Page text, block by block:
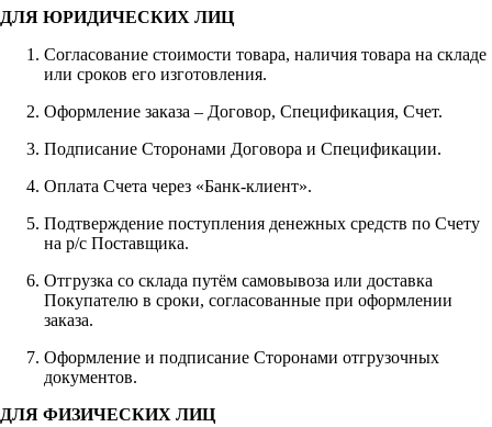
ДЛЯ ЮРИДИЧЕСКИХ ЛИЦ
Согласование стоимости товара, наличия товара на складе
или сроков его изготовления.
Оформление заказа – Договор, Спецификация, Счет.
Подписание Сторонами Договора и Спецификации.
Оплата Счета через «Банк-клиент».
Подтверждение поступления денежных средств по Счету
на р/с Поставщика.
Отгрузка со склада путём самовывоза или доставка
Покупателю в сроки, согласованные при оформлении
заказа.
Оформление и подписание Сторонами отгрузочных
документов.
ДЛЯ ФИЗИЧЕСКИХ ЛИЦ